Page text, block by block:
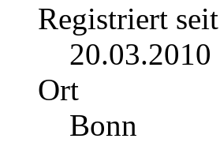
Registriert seit
20.03.2010
Ort
Bonn